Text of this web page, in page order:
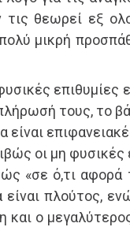
θεωρεί εξ
μικρή
επιθυμίες
τους, το
είναι
οι μη φυσικές
«σε ό,τι
πλούτος,
και ο